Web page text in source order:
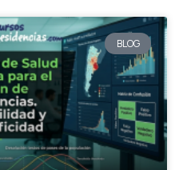
BLOG